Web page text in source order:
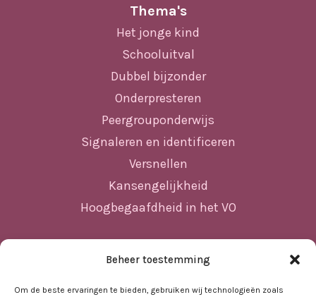
Beheer toestemming
Om de beste ervaringen te bieden, gebruiken wij technologieën zoals
Thema's
Het jonge kind
Schooluitval
Dubbel bijzonder
Onderpresteren
Peergrouponderwijs
Signaleren en identificeren
Versnellen
Kansengelijkheid
Hoogbegaafdheid in het VO
Home